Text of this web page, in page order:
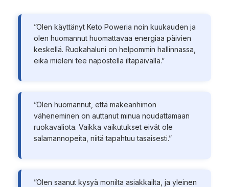
”Olen käyttänyt Keto Poweria noin kuukauden ja
olen huomannut huomattavaa energiaa päivien
keskellä. Ruokahaluni on helpommin hallinnassa,
eikä mieleni tee napostella iltapäivällä.”
”Olen huomannut, että makeanhimon
väheneminen on auttanut minua noudattamaan
ruokavaliota. Vaikka vaikutukset eivät ole
salamannopeita, niitä tapahtuu tasaisesti.”
”Olen saanut kysyä monilta asiakkailta, ja yleinen